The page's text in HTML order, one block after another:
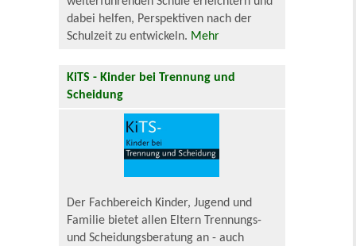
dabei helfen, Perspektiven nach der
Schulzeit zu entwickeln. Mehr
KiTS - Kinder bei Trennung und
Scheidung
Der Fachbereich Kinder, Jugend und
Familie bietet allen Eltern Trennungs-
und Scheidungsberatung an - auch